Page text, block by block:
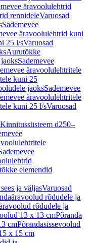
äravoolulehtrid
rennideleVaruosad
Sademevee
äravoolulehtrid kuni
25 l/sVaruosad
Aurutõkke
Sademevee
äravoolulehtritele
kuni 25
jaoksSademevee
äravoolulehtritele
kuni 25 l/sVaruosad
Kinnitussüsteem d250–
elemendid
ja väljasVaruosad
rõdudele ja
rõdudele ja
13 x 13 cmPõranda
cmPõrandasissevoolud
x 15 cm